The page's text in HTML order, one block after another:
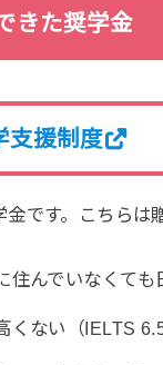
きた奨学金
支援制度
です。こちらは
住んでいなくて
くない（IELTS